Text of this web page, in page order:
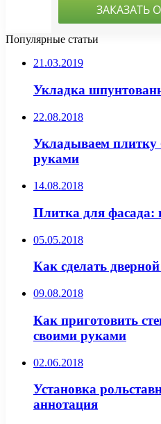
Популярные статьи
21.03.2019
Укладка
22.08.2018
Укладываем плитку
руками
14.08.2018
Плитка для фасада:
05.05.2018
Как сделать
09.08.2018
Как приготовить
своими руками
02.06.2018
Установка
аннотация